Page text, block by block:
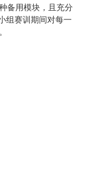
备用模块，且充分
组赛训期间对每一